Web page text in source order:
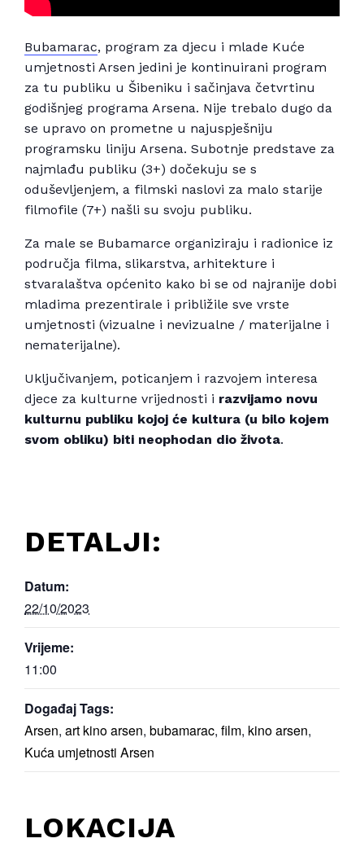
Bubamarac, program za djecu i mlade Kuće
umjetnosti Arsen jedini je kontinuirani program
za tu publiku u Šibeniku i sačinjava četvrtinu
godišnjeg programa Arsena. Nije trebalo dugo da
se upravo on prometne u najuspješniju
programsku liniju Arsena. Subotnje predstave za
najmlađu publiku (3+) dočekuju se s
oduševljenjem, a filmski naslovi za malo starije
filmofile (7+) našli su svoju publiku.
Za male se Bubamarce organiziraju i radionice iz
područja filma, slikarstva, arhitekture i
stvaralaštva općenito kako bi se od najranije dobi
mladima prezentirale i približile sve vrste
umjetnosti (vizualne i nevizualne / materijalne i
nematerijalne).
Uključivanjem, poticanjem i razvojem interesa
djece za kulturne vrijednosti i razvijamo novu
kulturnu publiku kojoj će kultura (u bilo kojem
svom obliku) biti neophodan dio života.
DETALJI:
Datum:
22/10/2023
Vrijeme:
11:00
Događaj Tags:
Arsen, art kino arsen, bubamarac, film, kino arsen,
Kuća umjetnosti Arsen
LOKACIJA